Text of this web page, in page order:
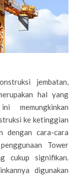
jembatan,
hal yang
memungkinkan
ke ketinggian
dengan cara-cara
Tower
cukup signifikan.
digunakan